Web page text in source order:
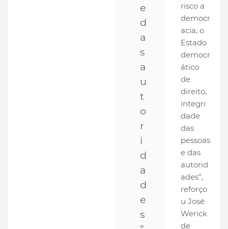
e
d
a
s
a
u
t
o
r
i
d
a
d
e
s
risco a
democr
acia, o
Estado
democr
ático
de
direito,
integri
dade
das
pessoas
e das
autorid
ades”,
reforço
u José
Werick
de